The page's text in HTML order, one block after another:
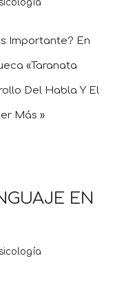
Importante? En
«Taranata
Del Habla Y El
Más »
EN